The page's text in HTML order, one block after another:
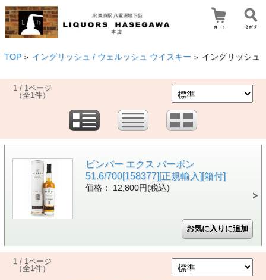
TOP > イングリッシュ / ウェルッシュ ウイスキー > イングリッシュ
1 / 1ページ
（全1件）
ビンバー エクス バーボン
51.6/700[158377][正規輸入][箱付]
価格： 12,800円(税込)
1 / 1ページ
（全1件）